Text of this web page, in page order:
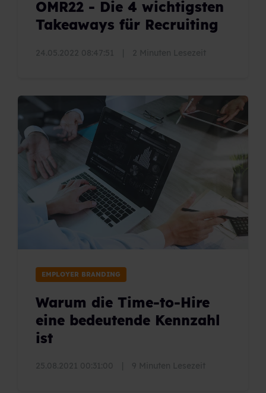
OMR22 - Die 4 wichtigsten
Takeaways für Recruiting
EMPLOYER BRANDING
Warum die Time-to-Hire
eine bedeutende Kennzahl
ist